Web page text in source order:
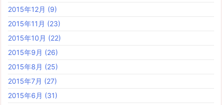
2015年12月 (9)
2015年11月 (23)
2015年10月 (22)
2015年9月 (26)
2015年8月 (25)
2015年7月 (27)
2015年6月 (31)